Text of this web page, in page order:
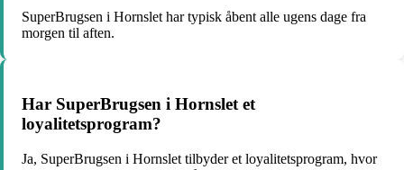
SuperBrugsen i Hornslet har typisk åbent alle ugens dage fra
morgen til aften.
Har SuperBrugsen i Hornslet et
loyalitetsprogram?
Ja, SuperBrugsen i Hornslet tilbyder et loyalitetsprogram, hvor